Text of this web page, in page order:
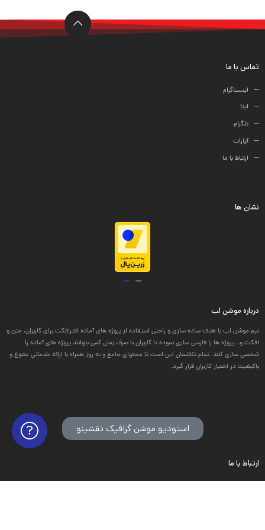
ها
تماس با ما
اینستاگرام
ایتا
تلگرام
آپارات
ارتباط با ما
نشان ها
درباره موشن لب
تیم موشن لب با هدف ساده سازی و راحتی استفاده از پروژه های آماده افترافکت برای کاربران، متن و
افکت و...پروژه ها را فارسی سازی نموده تا کاربران با صرف زمان کمی بتوانند پروژه های آماده را
شخصی سازی کنند. تمام تلاشمان این است تا محتوای جامع و به روز همراه با ارائه خدماتی متنوع و
باکیفیت در اختیار کاربران قرار گیرد.
استودیو موشن گرافیک نقشینو
ارتباط با ما